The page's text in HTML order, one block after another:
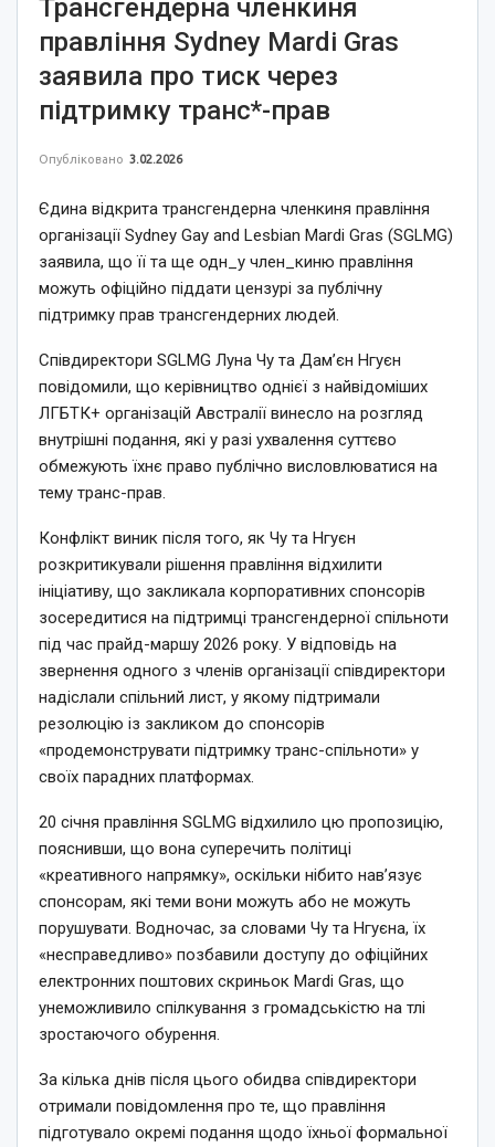
Трансгендерна членкиня
правління Sydney Mardi Gras
заявила про тиск через
підтримку транс*-прав
Опубліковано 3.02.2026
Єдина відкрита трансгендерна членкиня правління
організації Sydney Gay and Lesbian Mardi Gras (SGLMG)
заявила, що її та ще одн_у член_киню правління
можуть офіційно піддати цензурі за публічну
підтримку прав трансгендерних людей.
Співдиректори SGLMG Луна Чу та Дам’єн Нгуєн
повідомили, що керівництво однієї з найвідоміших
ЛГБТК+ організацій Австралії винесло на розгляд
внутрішні подання, які у разі ухвалення суттєво
обмежують їхнє право публічно висловлюватися на
тему транс-прав.
Конфлікт виник після того, як Чу та Нгуєн
розкритикували рішення правління відхилити
ініціативу, що закликала корпоративних спонсорів
зосередитися на підтримці трансгендерної спільноти
під час прайд-маршу 2026 року. У відповідь на
звернення одного з членів організації співдиректори
надіслали спільний лист, у якому підтримали
резолюцію із закликом до спонсорів
«продемонструвати підтримку транс-спільноти» у
своїх парадних платформах.
20 січня правління SGLMG відхилило цю пропозицію,
пояснивши, що вона суперечить політиці
«креативного напрямку», оскільки нібито нав’язує
спонсорам, які теми вони можуть або не можуть
порушувати. Водночас, за словами Чу та Нгуєна, їх
«несправедливо» позбавили доступу до офіційних
електронних поштових скриньок Mardi Gras, що
унеможливило спілкування з громадськістю на тлі
зростаючого обурення.
За кілька днів після цього обидва співдиректори
отримали повідомлення про те, що правління
підготувало окремі подання щодо їхньої формальної